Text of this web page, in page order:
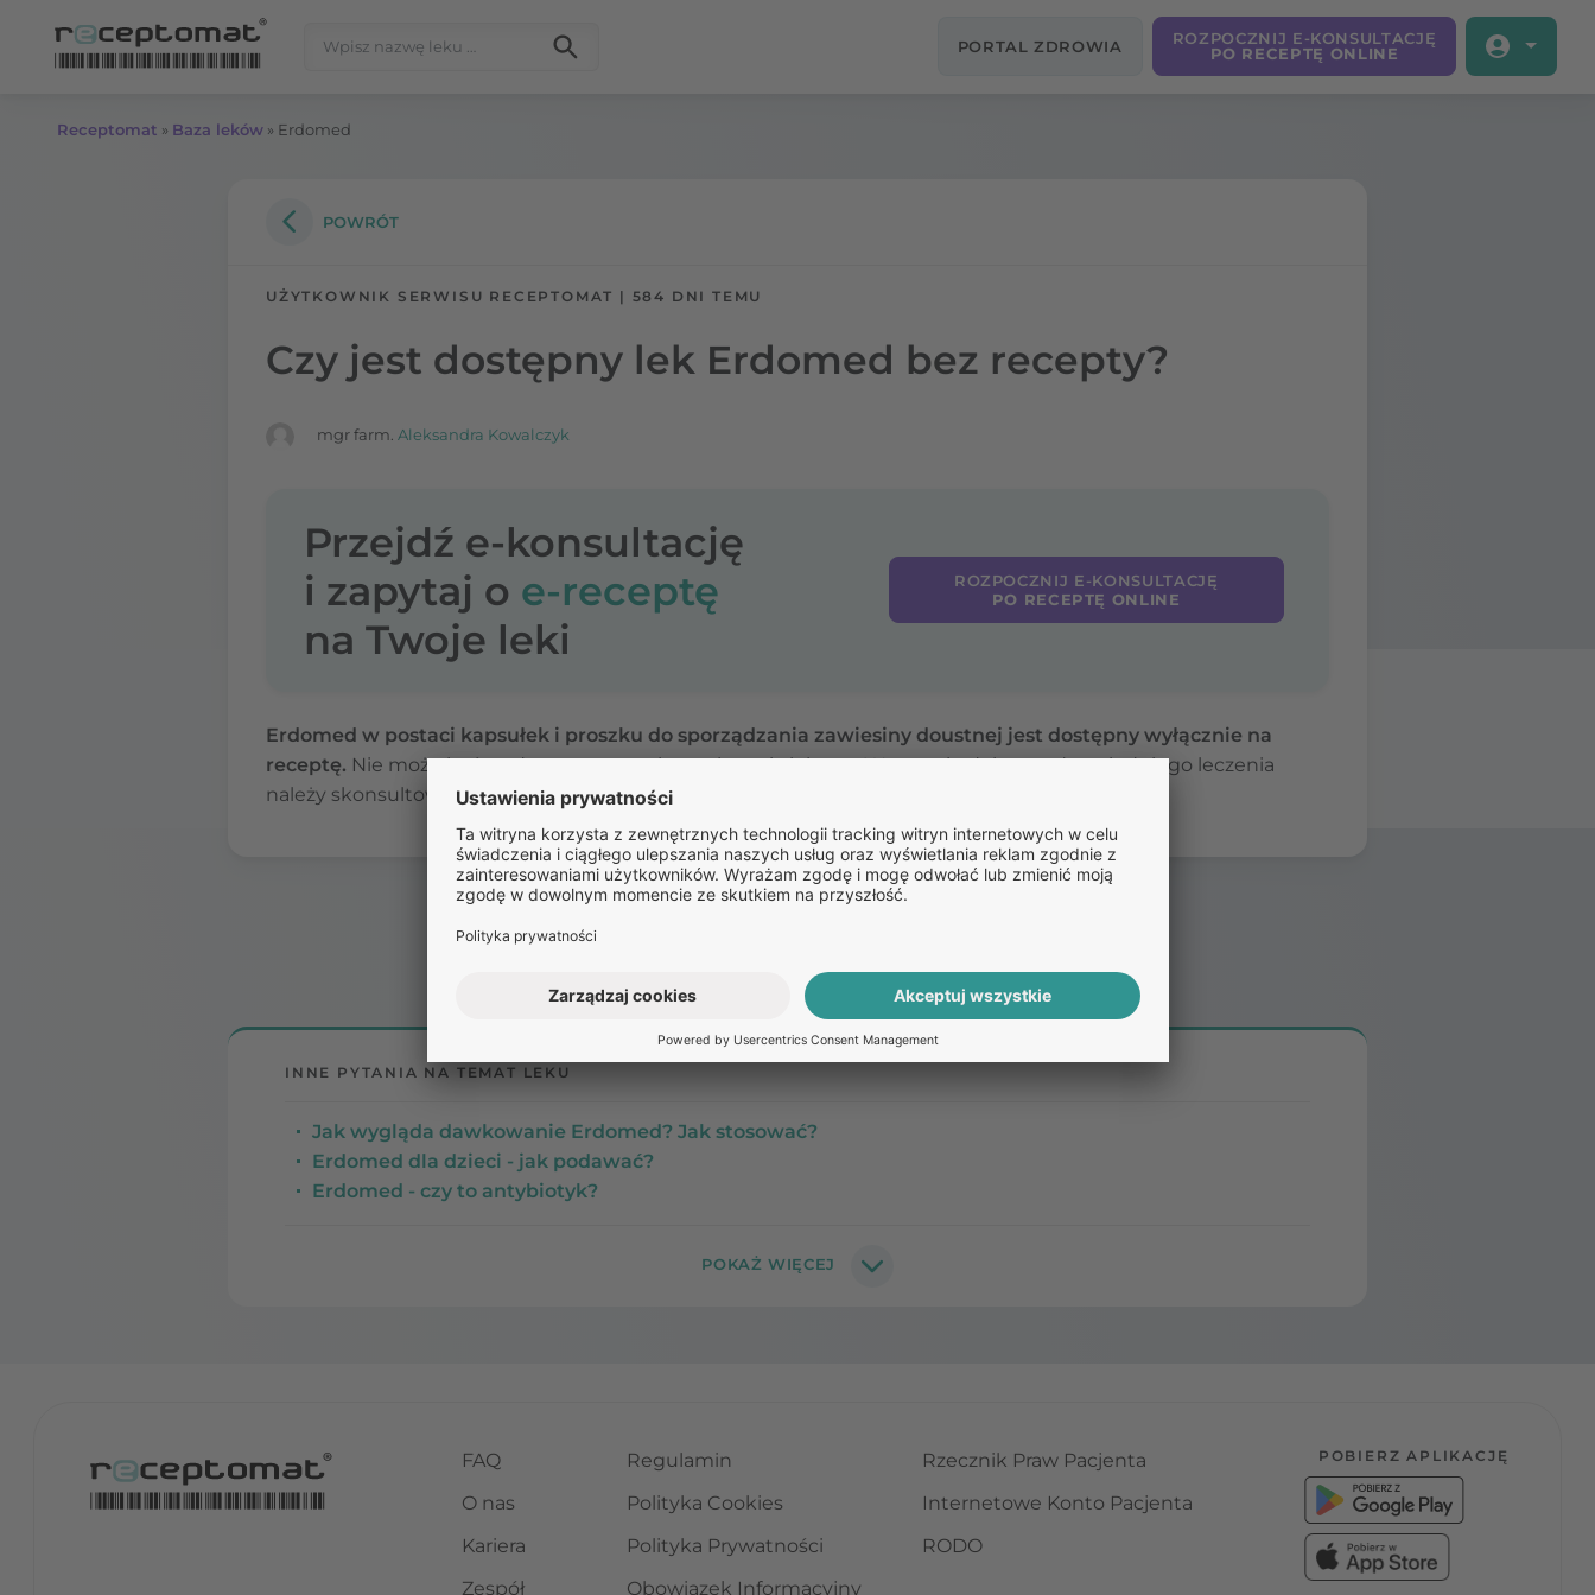
PORTAL ZDROWIA
ROZPOCZNIJ E-KONSULTACJĘ
PO RECEPTĘ ONLINE
Receptomat » Baza leków » Erdomed
POWRÓT
UŻYTKOWNIK SERWISU RECEPTOMAT | 584 DNI TEMU
Czy jest dostępny lek Erdomed bez recepty?
mgr farm. Aleksandra Kowalczyk
Przejdź e-konsultację
i zapytaj o e-receptę
na Twoje leki
ROZPOCZNIJ E-KONSULTACJĘ
PO RECEPTĘ ONLINE
Erdomed w postaci kapsułek i proszku do sporządzania zawiesiny doustnej jest dostępny wyłącznie na
receptę. Nie może być wydany w aptece bez zalecenia lekarza. W sprawie doboru odpowiedniego leczenia
należy skonsultować się z lekarzem lub farmaceutą.
INNE PYTANIA NA TEMAT LEKU
Jak wygląda dawkowanie Erdomed? Jak stosować?
Erdomed dla dzieci - jak podawać?
Erdomed - czy to antybiotyk?
FAQ
O nas
Kariera
Zespół
Regulamin
Polityka Cookies
Polityka Prywatności
Obowiązek Informacyjny
Rzecznik Praw Pacjenta
Internetowe Konto Pacjenta
RODO
POBIERZ APLIKACJĘ